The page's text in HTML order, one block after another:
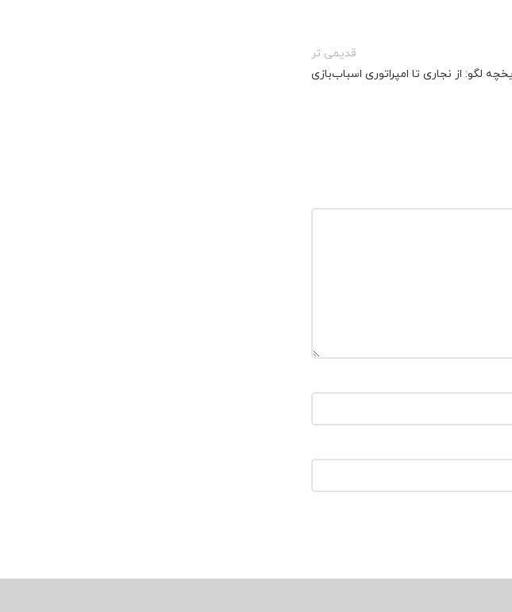
قدیمی تر
لگو: از نجاری تا امپراتوری اسباب‌بازی